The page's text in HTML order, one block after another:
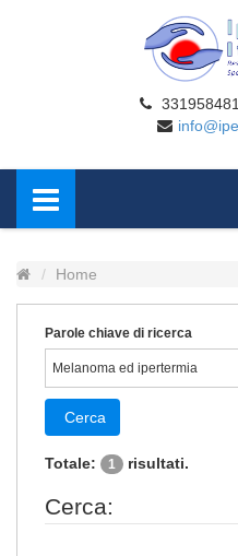
Home
Parole chiave di ricerca
Cerca
Totale: 1 risultati.
Cerca: